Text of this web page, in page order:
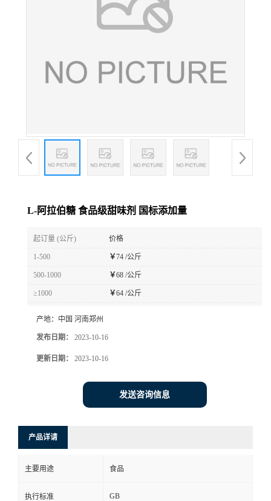
L-阿拉伯糖 食品级甜味剂 国标添加量
起订量 (公斤) 价格
1-500 ￥74 /公斤
500-1000 ￥68 /公斤
≥1000 ￥64 /公斤
产地： 中国 河南郑州
发布日期： 2023-10-16
更新日期： 2023-10-16
发送咨询信息
产品详请
主要用途 食品
执行标准 GB